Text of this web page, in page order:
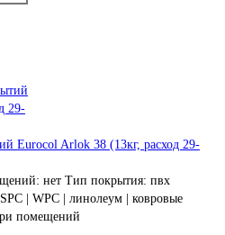
Eurocol Arlok 38 (13кг, расход 29-
нет Тип покрытия: пвх
| WPC | линолеум | ковровые
помещений